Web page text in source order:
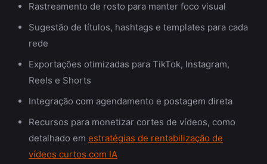
Rastreamento de rosto para manter foco visual
Sugestão de títulos, hashtags e templates para cada
rede
Exportações otimizadas para TikTok, Instagram,
Reels e Shorts
Integração com agendamento e postagem direta
Recursos para monetizar cortes de vídeos, como
detalhado em estratégias de rentabilização de
vídeos curtos com IA